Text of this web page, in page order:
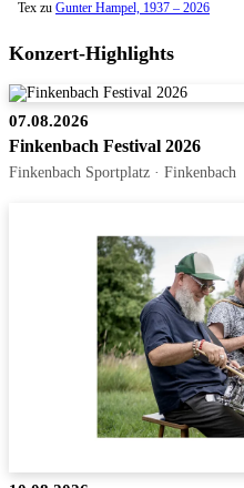
Tex zu Gunter Hampel, 1937 – 2026
Konzert-Highlights
07.08.2026
Finkenbach Festival 2026
Finkenbach Sportplatz · Finkenbach